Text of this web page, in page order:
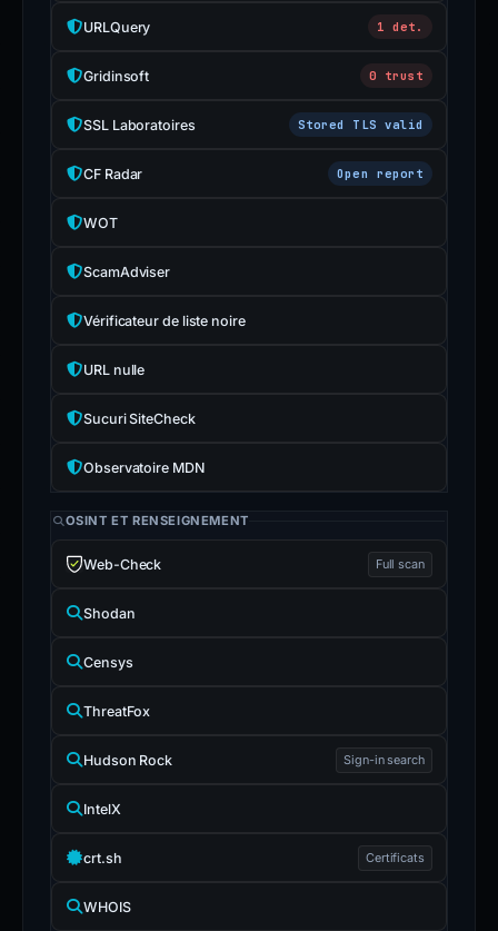
URLQuery 1 det.
Gridinsoft 0 trust
SSL Laboratoires Stored TLS valid
CF Radar Open report
WOT
ScamAdviser
Vérificateur de liste noire
URL nulle
Sucuri SiteCheck
Observatoire MDN
OSINT ET RENSEIGNEMENT
Web-Check Full scan
Shodan
Censys
ThreatFox
Hudson Rock Sign-in search
IntelX
crt.sh Certificats
WHOIS